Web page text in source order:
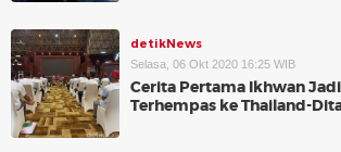
detikNews
Selasa, 06 Okt 2020 16:25 WIB
Cerita Pertama Ikhwan
Terhempas ke Thailand-